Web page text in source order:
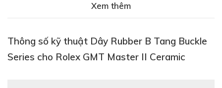
Xem thêm
Thông số kỹ thuật Dây Rubber B Tang Buckle
Series cho Rolex GMT Master II Ceramic